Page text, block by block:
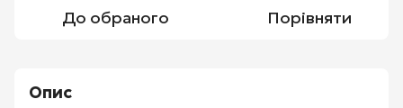
До обраного Порівняти
Опис